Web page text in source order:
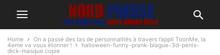
Home
On a passé des tas de personnalités à travers l’appli ToonMe, la
4eme va vous étonner !
halloween-funny-prank-blague-3d-penis-
dick-masque copie